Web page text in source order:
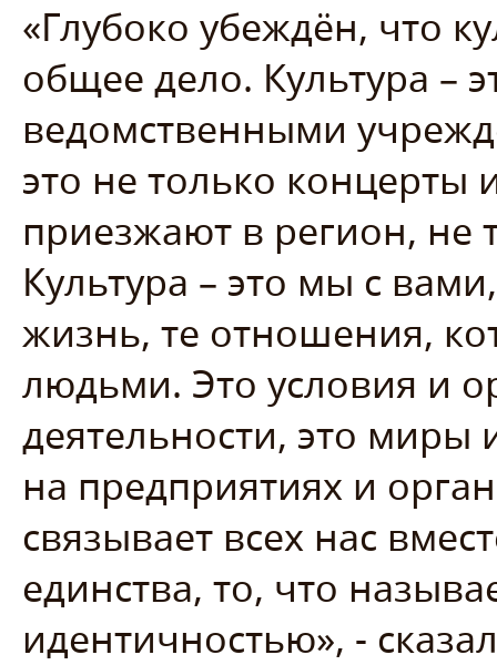
«Глубоко убеждён, что
общее дело. Культура –
ведомственными
это не только концерты
приезжают в регион, не
Культура – это мы с
жизнь, те отношения,
людьми. Это условия и
деятельности, это
на предприятиях и
связывает всех нас
единства, то, что
идентичностью», -